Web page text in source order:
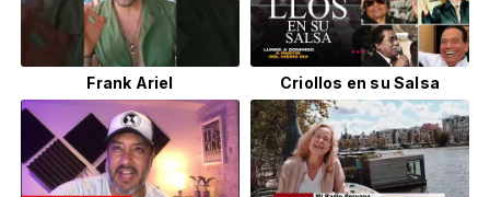
Frank Ariel Criollos en su Salsa